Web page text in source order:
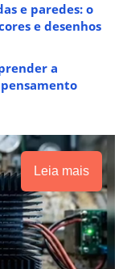
e paredes: o
e desenhos
a
Leia mais